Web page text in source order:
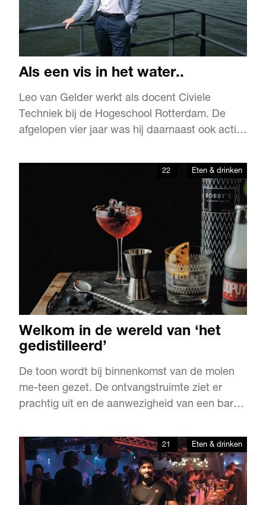
Als een vis in het water..
Leo van Gelder werkt als docent Civiele
Techniek bij de Hogeschool Rotterdam. De
afgelopen vier jaar was hij daarnaast ook actief
Waterschap Hollandse Delta. Daar was hij
Waterveiligheid. Nu is hij bestuurslid bij
stichting ‘De Blauwe Lijn’ met …
22 Eten & drinken
Welkom in de wereld van ‘het
gedistilleerd’
De toon wordt bij binnenkomst van de molen
me-teen gezet. De ontvangstruimte ziet er
prachtig uit en de aanwezigheid van een bar
is veelbelovend. “Máár”, zegt Annemieke Loef,
“het is geen bar zoals menigeen die kent. Het
is een plek om kennis op te doen. We willen
mensen echt iets …
21 Eten & drinken